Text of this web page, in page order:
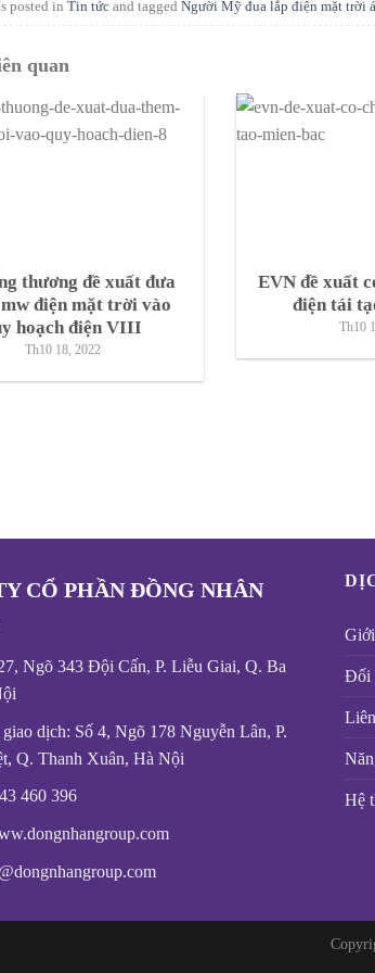
posted in Tin tức and tagged Người Mỹ đua lắp điện mặt trời
quan
thương đề xuất đưa
điện mặt trời vào
hoạch điện VIII
Th10 18, 2022
EVN đề xuất
điện tái
Th10
CỔ PHẦN ĐỒNG NHÂN
Ngõ 343 Đội Cấn, P. Liễu Giai, Q. Ba
dịch: Số 4, Ngõ 178 Nguyễn Lân, P.
Q. Thanh Xuân, Hà Nội
460 396
Đối
Hệ